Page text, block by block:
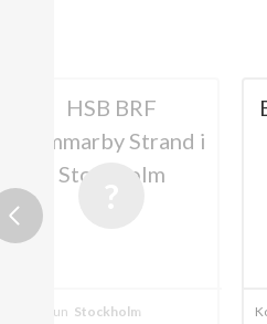
BRF Hammarby Sjö
1
Kommun Stockholm